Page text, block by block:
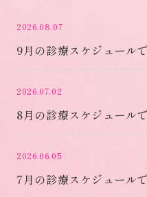
2026.08.07
9月の診療スケジュール
2026.07.02
8月の診療スケジュール
2026.06.05
7月の診療スケジュール